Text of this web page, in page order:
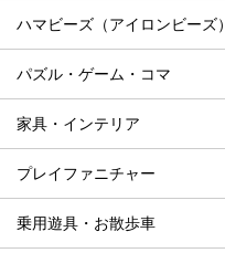
ハマビーズ（アイロンビーズ）
パズル・ゲーム・コマ
家具・インテリア
プレイファニチャー
乗用遊具・お散歩車